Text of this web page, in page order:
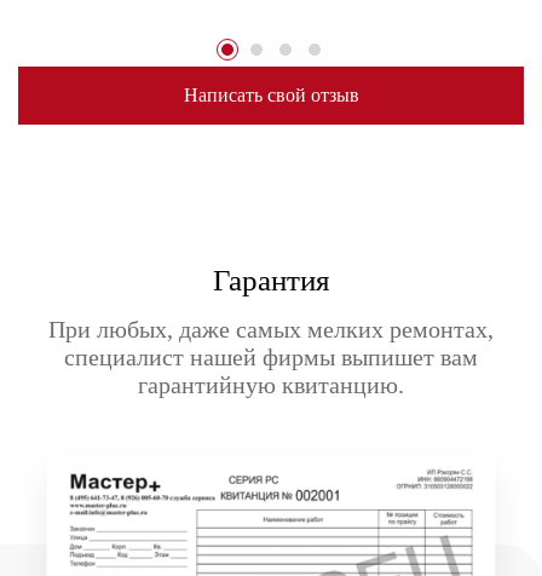
Написать свой отзыв
Гарантия
При любых, даже самых мелких ремонтах,
специалист нашей фирмы выпишет вам
гарантийную квитанцию.